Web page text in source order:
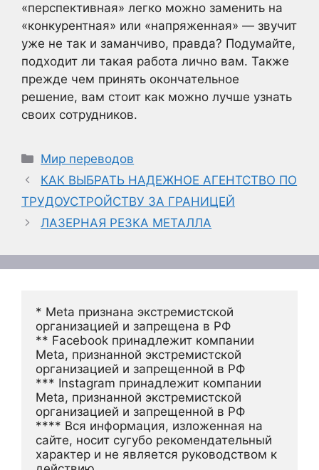
«перспективная» легко можно заменить на
«конкурентная» или «напряженная» — звучит
уже не так и заманчиво, правда? Подумайте,
подходит ли такая работа лично вам. Также
прежде чем принять окончательное
решение, вам стоит как можно лучше узнать
своих сотрудников.
Рубрики
Мир переводов
КАК ВЫБРАТЬ НАДЕЖНОЕ АГЕНТСТВО ПО
ТРУДОУСТРОЙСТВУ ЗА ГРАНИЦЕЙ
ЛАЗЕРНАЯ РЕЗКА МЕТАЛЛА
* Meta признана экстремистской
организацией и запрещена в РФ
** Facebook принадлежит компании
Meta, признанной экстремистской
организацией и запрещенной в РФ
*** Instagram принадлежит компании
Meta, признанной экстремистской
организацией и запрещенной в РФ
**** Вся информация, изложенная на
сайте, носит сугубо рекомендательный
характер и не является руководством к